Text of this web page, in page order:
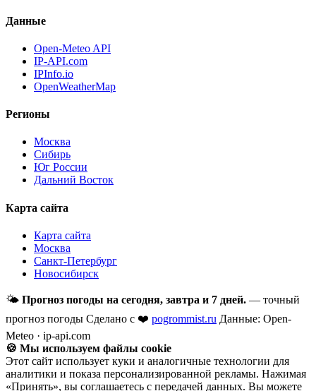
Данные
Open-Meteo API
IP-API.com
IPInfo.io
OpenWeatherMap
Регионы
Москва
Сибирь
Юг России
Дальний Восток
Карта сайта
Карта сайта
Москва
Санкт-Петербург
Новосибирск
🌤 Прогноз погоды на сегодня, завтра и 7 дней. — точный
прогноз погоды Сделано с ❤️ pogrommist.ru Данные: Open-
Meteo · ip-api.com
🍪 Мы используем файлы cookie
Этот сайт использует куки и аналогичные технологии для
аналитики и показа персонализированной рекламы. Нажимая
«Принять», вы соглашаетесь с передачей данных. Вы можете